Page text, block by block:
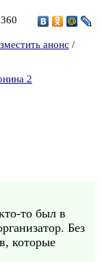
анонс /
2
то был в
Без
которые